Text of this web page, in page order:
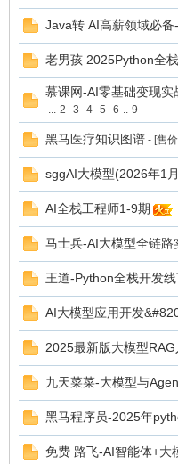
Java转 AI高薪领域必
老男孩 2025Python全
慕课网-AI零基础变现
... 2 3 4 5 6 .. 9
黑马医疗知识图谱- [售价
sggAI大模型(2026年1
AI全栈工程师1-9期
马士兵-AI大模型全链路
王道-Python全栈开发
AI大模型应用开发
2025最新版大模型
九天菜菜-大模型与
黑马程序员-2025年
免费 路飞-AI智能体+大